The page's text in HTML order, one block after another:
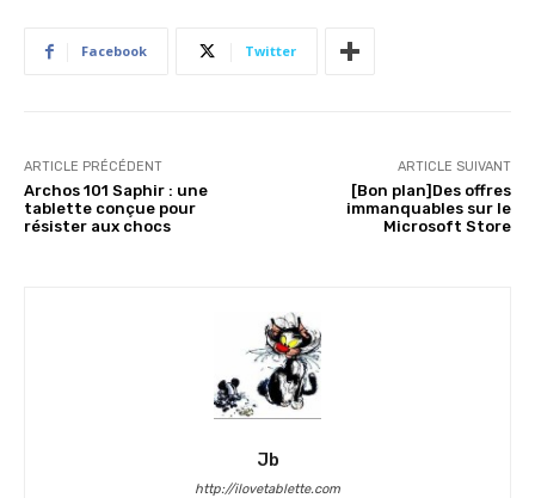
Facebook Twitter
ARTICLE PRÉCÉDENT
Archos 101 Saphir : une
tablette conçue pour
résister aux chocs
ARTICLE SUIVANT
[Bon plan]Des offres
immanquables sur le
Microsoft Store
Jb
http://ilovetablette.com